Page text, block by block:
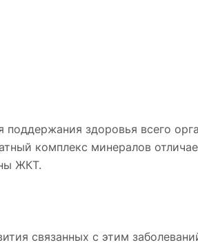
здоровья всего
комплекс минералов
ЖКТ.
связанных с этим